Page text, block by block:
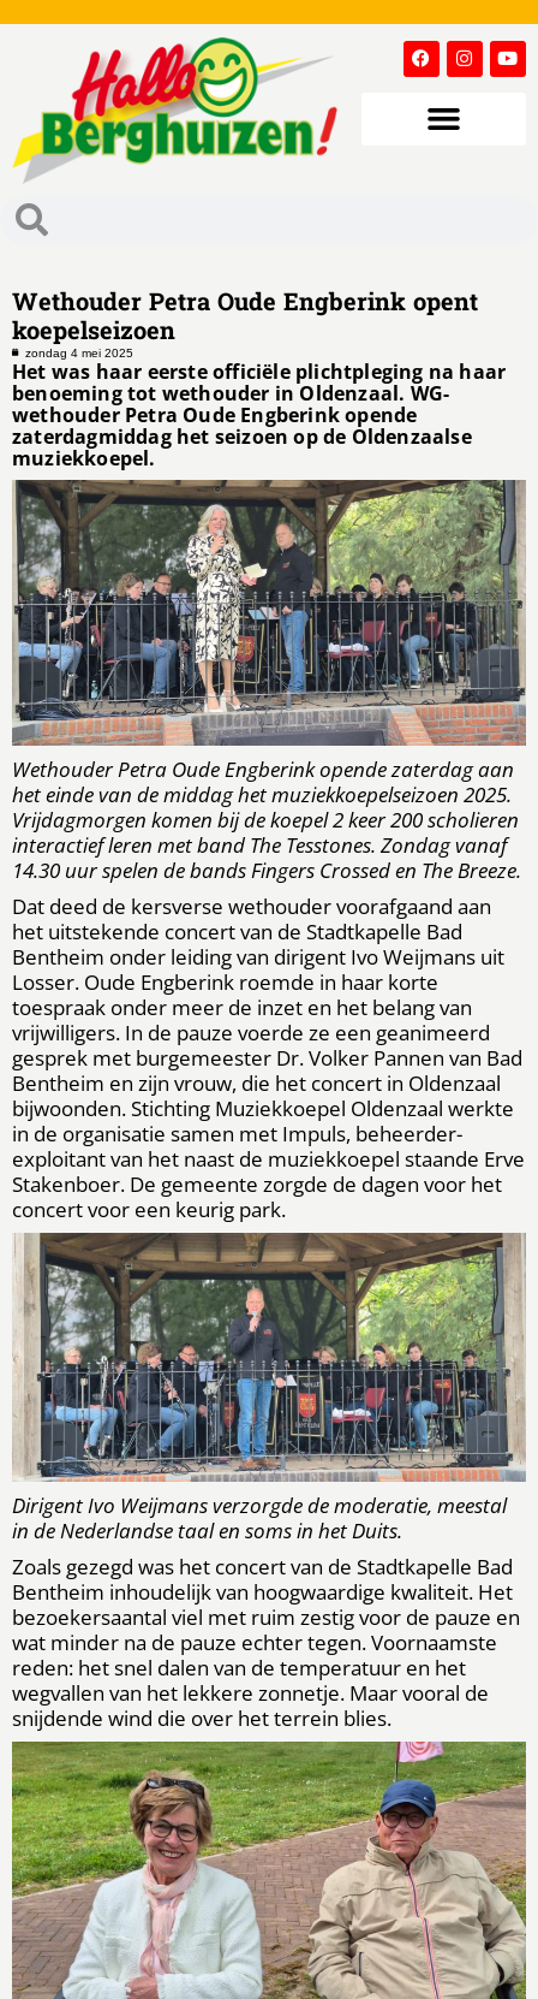
Wethouder Petra Oude Engberink opent
koepelseizoen
zondag 4 mei 2025
Het was haar eerste officiële plichtpleging na haar
benoeming tot wethouder in Oldenzaal. WG-
wethouder Petra Oude Engberink opende
zaterdagmiddag het seizoen op de Oldenzaalse
muziekkoepel.
Wethouder Petra Oude Engberink opende zaterdag aan
het einde van de middag het muziekkoepelseizoen 2025.
Vrijdagmorgen komen bij de koepel 2 keer 200 scholieren
interactief leren met band The Tesstones. Zondag vanaf
14.30 uur spelen de bands Fingers Crossed en The Breeze.
Dat deed de kersverse wethouder voorafgaand aan
het uitstekende concert van de Stadtkapelle Bad
Bentheim onder leiding van dirigent Ivo Weijmans uit
Losser. Oude Engberink roemde in haar korte
toespraak onder meer de inzet en het belang van
vrijwilligers. In de pauze voerde ze een geanimeerd
gesprek met burgemeester Dr. Volker Pannen van Bad
Bentheim en zijn vrouw, die het concert in Oldenzaal
bijwoonden. Stichting Muziekkoepel Oldenzaal werkte
in de organisatie samen met Impuls, beheerder-
exploitant van het naast de muziekkoepel staande Erve
Stakenboer. De gemeente zorgde de dagen voor het
concert voor een keurig park.
Dirigent Ivo Weijmans verzorgde de moderatie, meestal
in de Nederlandse taal en soms in het Duits.
Zoals gezegd was het concert van de Stadtkapelle Bad
Bentheim inhoudelijk van hoogwaardige kwaliteit. Het
bezoekersaantal viel met ruim zestig voor de pauze en
wat minder na de pauze echter tegen. Voornaamste
reden: het snel dalen van de temperatuur en het
wegvallen van het lekkere zonnetje. Maar vooral de
snijdende wind die over het terrein blies.